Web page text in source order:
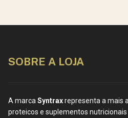
SOBRE A LOJA
A marca Syntraxrepresenta a mais
proteicos e suplementos